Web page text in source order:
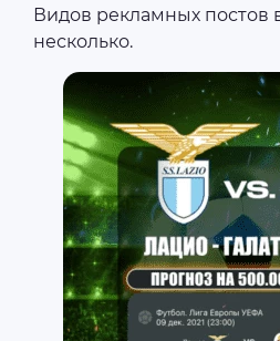
Видов рекламных постов в
несколько.